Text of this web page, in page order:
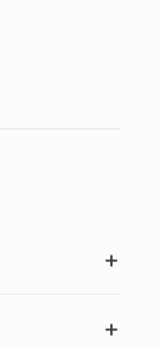
+
+